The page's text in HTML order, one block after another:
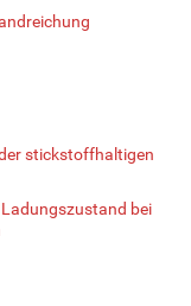
stickstoffhaltigen
bei